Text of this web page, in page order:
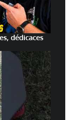
dédicaces